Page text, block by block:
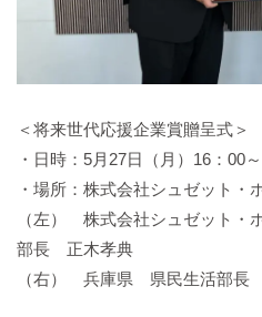
＜将来世代応援企業賞贈呈式＞
・日時：5月27日（月）16：00
・場所：株式会社シュゼット
（左） 株式会社シュゼット
部長 正木孝典
（右） 兵庫県 県民生活部